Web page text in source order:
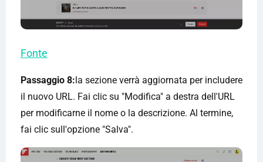
Fonte
Passaggio 8: la sezione verrà aggiornata per includere
il nuovo URL. Fai clic su "Modifica" a destra dell'URL
per modificarne il nome o la descrizione. Al termine,
fai clic sull'opzione "Salva".